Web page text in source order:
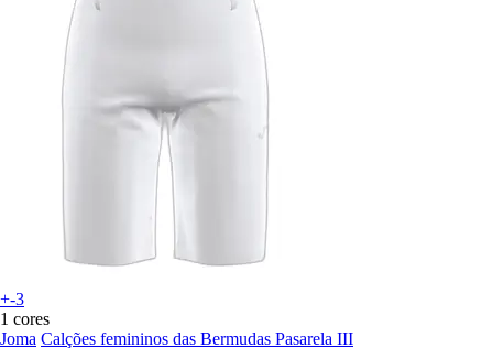
+-3
1 cores
Joma Calções femininos das Bermudas Pasarela III